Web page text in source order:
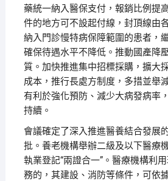
藥統一納入醫保支付，報銷比例提
件的地方可不設起付線，封頂線由
納入門診慢特病保障範圍的患者，
確保待遇水平不降低。推動國產降
質。加快推進集中招標採購，擴大
成本，推行長處方制度，多措並舉
有利於強化預防、減少大病發病率
持續。
會議確定了深入推進醫養結合發展
批。養老機構舉辦二級及以下醫療
執業登記“兩證合一”。醫療機構利
務的，其建設、消防等條件，可依